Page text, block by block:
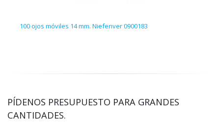
100 ojos móviles 14 mm. Niefenver 0900183
PÍDENOS PRESUPUESTO PARA GRANDES
CANTIDADES.